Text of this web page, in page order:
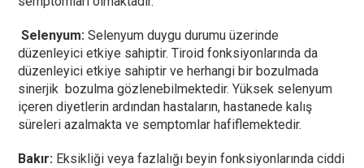
Selenyum:Selenyum duygu durumu üzerinde
düzenleyici etkiye sahiptir. Tiroid fonksiyonlarında da
düzenleyici etkiye sahiptir ve herhangi bir bozulmada
sinerjik bozulma gözlenebilmektedir. Yüksek selenyum
içeren diyetlerin ardından hastaların, hastanede kalış
süreleri azalmakta ve semptomlar hafiflemektedir.
Bakır: Eksikliği veya fazlalığı beyin fonksiyonlarında ciddi